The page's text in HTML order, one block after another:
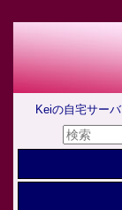
Keiの自宅サーバ